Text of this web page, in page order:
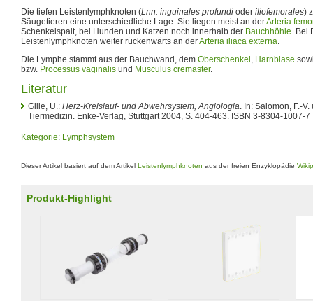
Die tiefen Leistenlymphknoten (Lnn. inguinales profundi oder iliofemorales)
Säugetieren eine unterschiedliche Lage. Sie liegen meist an derArteria
Schenkelspalt, bei Hunden und Katzen noch innerhalb der Bauchhöhle. Bei
Leistenlymphknoten weiter rückenwärts an derArteria iliaca externa.
Die Lymphe stammt aus der Bauchwand, dem Oberschenkel , Harnblase
bzw. Processus vaginalis und Musculus cremaster.
Literatur
Gille, U.: Herz-Kreislauf- und Abwehrsystem, Angiologia. In: Salomon, F.-
Tiermedizin. Enke-Verlag, Stuttgart 2004, S. 404-463. ISBN 3-8304-1007-7
Kategorie: Lymphsystem
Dieser Artikel basiert auf dem Artikel Leistenlymphknoten aus der freien Enzyklopädie
Produkt-Highlight